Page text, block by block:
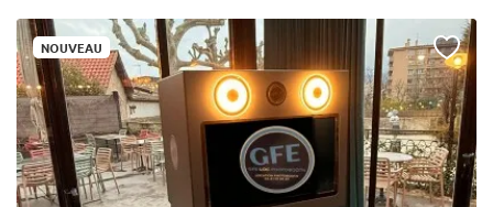
mesure de satisfaire vos besoins. Finalement, les devis des
prestataires vous parviendront, pour une location d'équipement
dans votre département Yvelines (78), faites tout simplement
votre choix ! Vous profiterez de la réactivité de nos partenaires, et
tous vos critères seront pris en considération. Vous pouvez bien
sûr nous contacter si vous avez une question ou un doute.
NOUVEAU